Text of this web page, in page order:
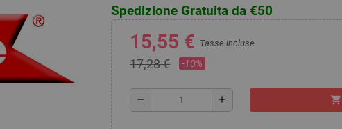
Spedizione Gratuita da €50
15,55 € Tasse incluse
17,28 € -10%
remove add shopping_cart